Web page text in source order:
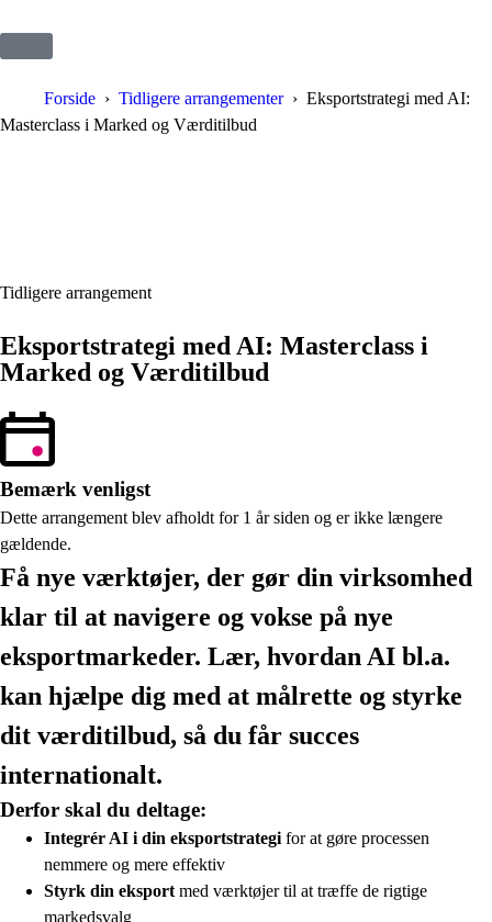
Forside Tidligere arrangementer
Eksportstrategi med AI:
Masterclass i Marked og Værditilbud
Tidligere arrangement
Eksportstrategi med AI: Masterclass i
Marked og Værditilbud
Bemærk venligst
Dette arrangement blev afholdt for 1 år siden og er ikke længere
gældende.
Få nye værktøjer, der gør din virksomhed
klar til at navigere og vokse på nye
eksportmarkeder. Lær, hvordan AI bl.a.
kan hjælpe dig med at målrette og styrke
dit værditilbud, så du får succes
internationalt.
Derfor skal du deltage:
Integrér AI i din eksportstrategi for at gøre processen
nemmere og mere effektiv
Styrk din eksport med værktøjer til at træffe de rigtige
markedsvalg